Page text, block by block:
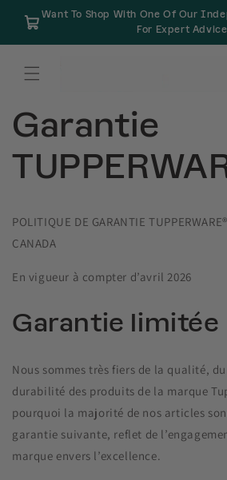
passer
au
contenu
Want To Shop With One Of Our
For Expert
Garantie
POLITIQUE DE GARANTIE
CANADA
En vigueur à compter d’avril 2026
Garantie limitée
Nous sommes très fiers de la qualité,
durabilité des produits de la marque
pourquoi la majorité de nos articles
garantie suivante, reflet de
marque envers l’excellence.